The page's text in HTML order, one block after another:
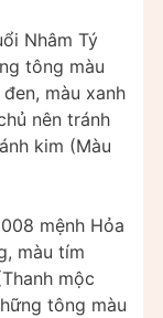
Nhâm Tý
tông màu
màu xanh
nên tránh
kim (Màu
mệnh Hỏa
màu tím
mộc
tông màu